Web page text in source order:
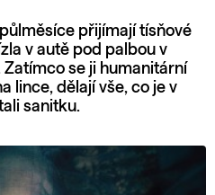
přijímají tísňové
v autě pod palbou v
se ji humanitární
lince, dělají vše, co je v
sanitku.